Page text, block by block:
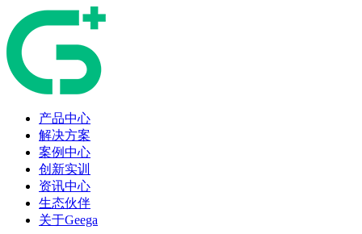
产品中心
解决方案
案例中心
创新实训
资讯中心
生态伙伴
关于Geega